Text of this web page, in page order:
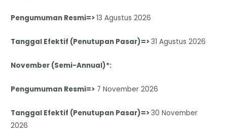
Pengumuman Resmi=>13 Agustus 2026
Tanggal Efektif (Penutupan Pasar)=>31 Agustus 2026
November (Semi-Annual)*:
Pengumuman Resmi=> 7 November 2026
Tanggal Efektif (Penutupan Pasar)=>30 November
2026